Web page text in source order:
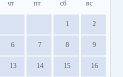
чт пт сб вс
1 2
6 7 8 9
13 14 15 16